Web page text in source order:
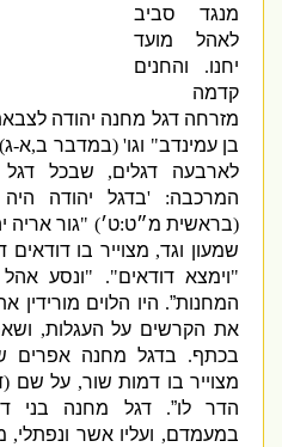
מנגד סביב
לאהל מועד
יחנו.והחנים
קדמה
מזרחה דגל מחנה יהודה לצבאתם
בן עמינדב"וגו ' (במדבר ב א-ג).י
לארבעה דגלים,שבכל דגל
המרכבה: ' בדגל יהודה היה
בראשית מ״ט:ט׳) "גור אריה
שמעון וגד,מצוייר בו דודאים
וימצא דודאים". "
ונסע אהל
המחנות”.היו הלוים מורידין את
את הקרשים על העגלות,ושאר
בכתף.בדגל מחנה אפרים
מצוייר בו דמות שור,על שם(
הדר לו”.דגל מחנה בני דן
במעמדם,ועליו אשר ונפתלי,